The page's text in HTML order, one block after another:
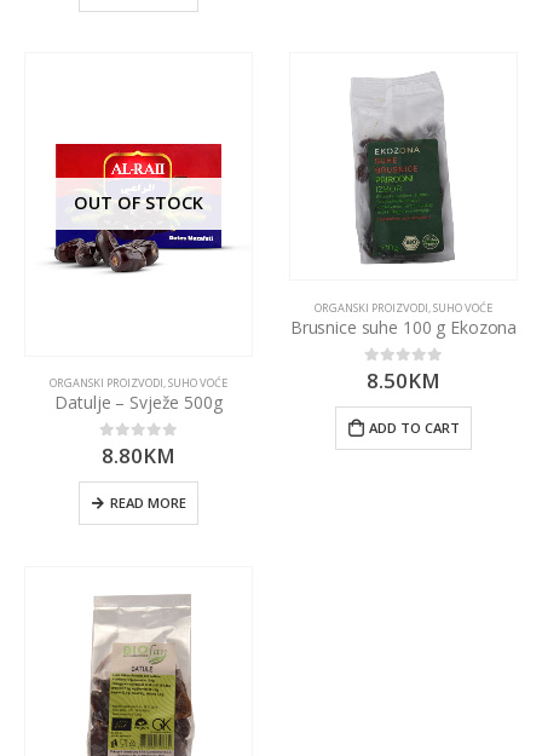
OUT OF STOCK
ORGANSKI PROIZVODI,SUHO VOĆE
Datulje – Svježe 500g
0out of 5
8.80KM
READ MORE
ORGANSKI PROIZVODI,SUHO VOĆE
Brusnice suhe 100 g Ekozona
0out of 5
8.50KM
ADD TO CART